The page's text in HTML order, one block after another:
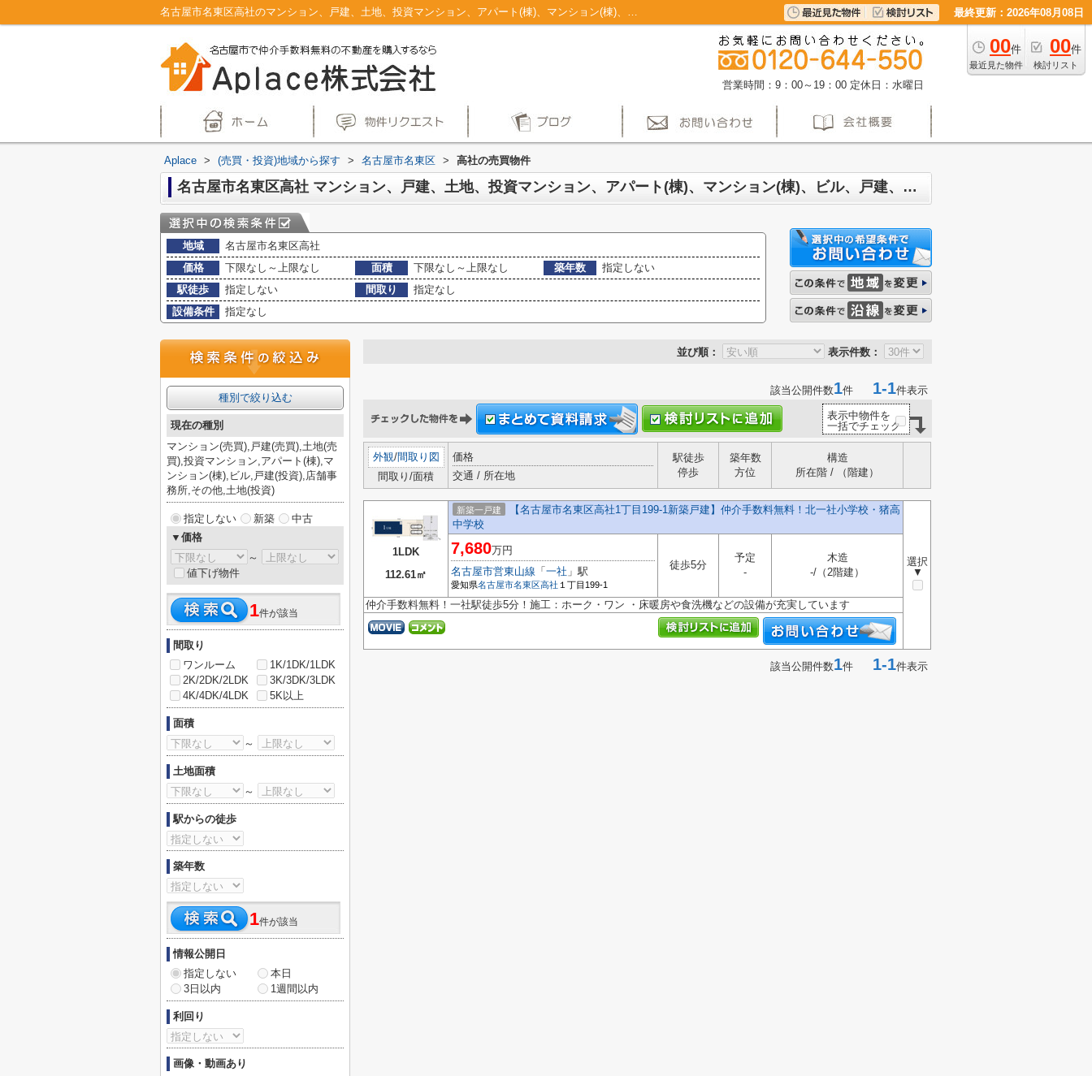
名古屋市名東区高社のマンション、戸建、土地、投資マンション、アパート(棟)、マンション(棟)、ビル、戸建、店舗事務所、その他、土地一覧｜仲介手数料無料！名古屋市で新築戸建てを探すならAplace 最終更新：2026年08月08日
00件
最近見た物件
00件
検討リスト
営業時間：9：00～19：00 定休日：水曜日
Aplace > (売買・投資)地域から探す > 名古屋市名東区 > 高社の売買物件
名古屋市名東区高社 マンション、戸建、土地、投資マンション、アパート(棟)、マンション(棟)、ビル、戸建、店舗事務所、その他、土地一覧
地域
名古屋市名東区高社
価格
下限なし～上限なし 面積 下限なし～上限なし 築年数
指定しない
駅徒歩
指定しない 間取り
指定なし
設備条件
指定なし
並び順： 表示件数：
該当公開件数1件 1-1件表示
表示中物件を
一括でチェック
外観/間取り図
間取り/面積
価格
交通 / 所在地
駅徒歩
停歩
築年数
方位
構造
所在階 / （階建）
1LDK
112.61㎡
新築一戸建
【名古屋市名東区高社1丁目199-1新築戸建】仲介手数料無料！北一社小学校・猪高
中学校
選択
▼
7,680万円
名古屋市営東山線 「 一社 」駅
愛知県名古屋市名東区高社 １丁目199-1
徒歩5分
予定
-
木造
-/（2階建）
仲介手数料無料！一社駅徒歩5分！施工：ホーク・ワン ・床暖房や食洗機などの設備が充実しています
該当公開件数1件 1-1件表示
種別で絞り込む
現在の種別
マンション(売買),戸建(売買),土地(売
買),投資マンション,アパート(棟),マ
ンション(棟),ビル,戸建(投資),店舗事
務所,その他,土地(投資)
指定しない 新築
中古
▼価格
～
値下げ物件
1件が該当
間取り
ワンルーム
1K/1DK/1LDK
2K/2DK/2LDK
3K/3DK/3LDK
4K/4DK/4LDK
5K以上
面積
～
土地面積
～
駅からの徒歩
築年数
1件が該当
情報公開日
指定しない
本日
3日以内
1週間以内
利回り
画像・動画あり